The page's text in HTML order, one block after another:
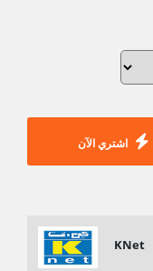
اشتري الآن
KNet